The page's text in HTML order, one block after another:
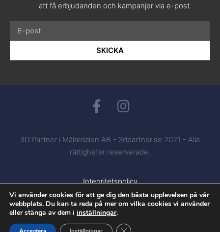
att få erbjudanden och kampanjer via e-post.
SKICKA
3D:Partner i Mälardalen AB - 3dpartner.se 2021 - Alla
rättigheter reserverade.
Integritetspolicy
Vi använder cookies för att ge dig den bästa upplevelsen på vår
webbplats. Du kan ta reda på mer om vilka cookies vi använder
eller stänga av dem i inställningar.
Close GDPR Cookie Banner